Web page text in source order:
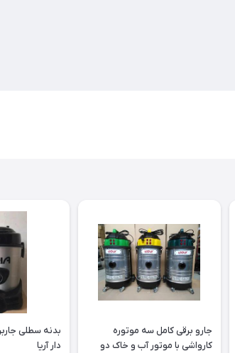
جارو برقی کامل سه موتوره
کارواشی با موتور آب و خاک دو
بدنه سطلی
دار آریا